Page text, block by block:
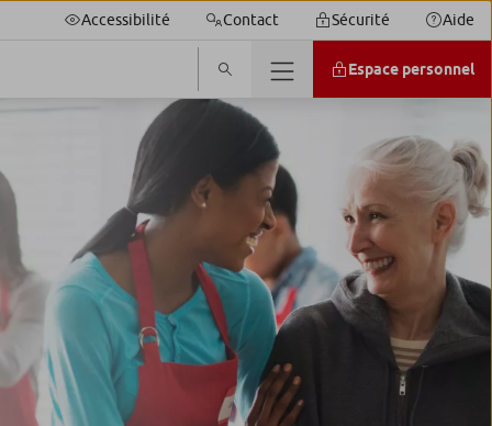
Accessibilité Contact Sécurité Aide
Espace personnel